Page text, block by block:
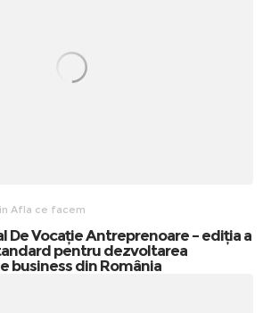
in Afla ce facem
De Vocație Antreprenoare – ediția a
pentru dezvoltarea
business din România